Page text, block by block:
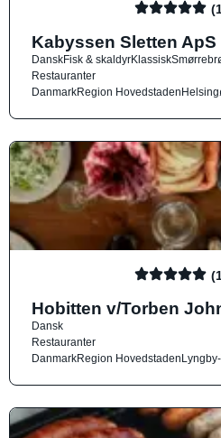
Kabyssen Sletten ApS
DanskFisk & skaldyrKlassisk
Restauranter
DanmarkRegion Hovedstaden
Hobitten v/Torben
Dansk
Restauranter
DanmarkRegion Hovedstaden